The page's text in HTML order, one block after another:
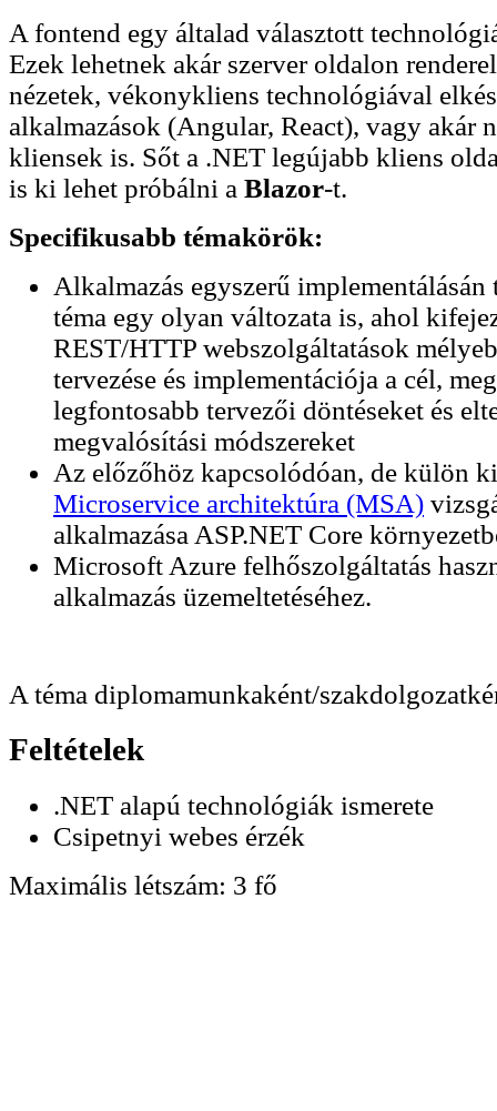
A fontend egy általad választott
Ezek lehetnek akár szerver oldalon
nézetek, vékonykliens technológiával
alkalmazások (Angular, React), vagy akár
kliensek is. Sőt a .NET legújabb kliens
is ki lehet próbálni a Blazor-t.
Specifikusabb témakörök:
Alkalmazás egyszerű
téma egy olyan változata is, ahol
REST/HTTP webszolgáltatások
tervezése és implementációja a cél,
legfontosabb tervezői döntéseket és
megvalósítási módszereket
Az előzőhöz kapcsolódóan, de külön
Microservice architektúra (MSA)
alkalmazása ASP.NET Core
Microsoft Azure felhőszolgáltatás
alkalmazás üzemeltetéséhez.
A téma diplomamunkaként/
Feltételek
.NET alapú technológiák ismerete
Csipetnyi webes érzék
Maximális létszám: 3 fő